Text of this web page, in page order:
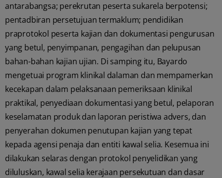
antarabangsa; perekrutan peserta sukarela berpotensi;
pentadbiran persetujuan termaklum; pendidikan
praprotokol peserta kajian dan dokumentasi pengurusan
yang betul, penyimpanan, pengagihan dan pelupusan
bahan-bahan kajian ujian. Di samping itu, Bayardo
mengetuai program klinikal dalaman dan mempamerkan
kecekapan dalam pelaksanaan pemeriksaan klinikal
praktikal, penyediaan dokumentasi yang betul, pelaporan
keselamatan produk dan laporan peristiwa advers, dan
penyerahan dokumen penutupan kajian yang tepat
kepada agensi penaja dan entiti kawal selia. Kesemua ini
dilakukan selaras dengan protokol penyelidikan yang
diluluskan, kawal selia kerajaan persekutuan dan dasar